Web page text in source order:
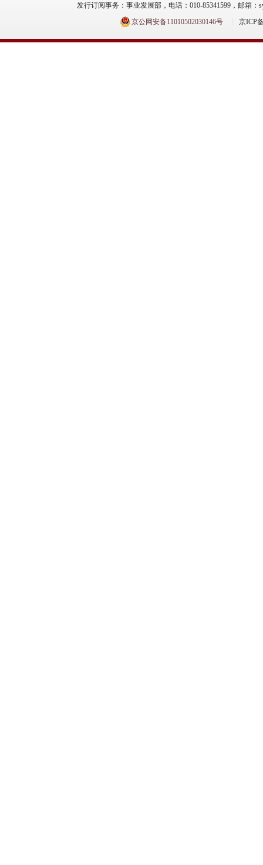
发行订阅事务：事业发展部，电话：010-85341599，邮箱：
京公网安备11010502030146号
京ICP